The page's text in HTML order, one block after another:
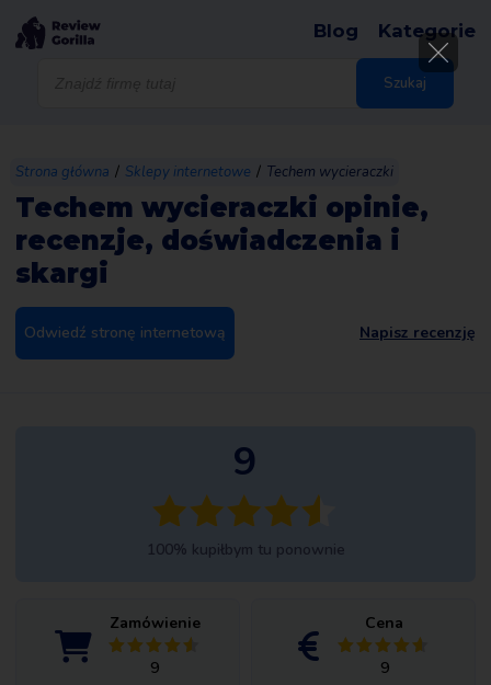
Szukaj
Blog Kategorie
Strona główna / Sklepy internetowe / Techem wycieraczki
Techem wycieraczki opinie,
recenzje, doświadczenia i
skargi
Odwiedź stronę internetową Napisz recenzję
Zamówienie
9
Cena
9
9
100% kupiłbym tu ponownie